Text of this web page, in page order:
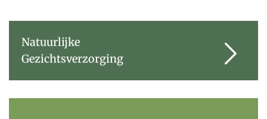
Natuurlijke
Gezichtsverzorging